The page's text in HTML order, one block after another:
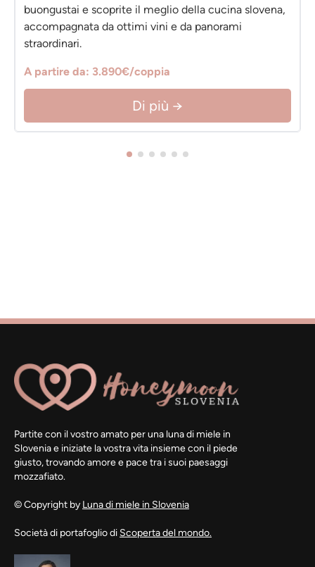
buongustai e scoprite il meglio della cucina slovena,
accompagnata da ottimi vini e da panorami
straordinari.
A partire da: 3.890€/coppia
Di più →
Partite con il vostro amato per una luna di miele in
Slovenia e iniziate la vostra vita insieme con il piede
giusto, trovando amore e pace tra i suoi paesaggi
mozzafiato.
© Copyright by Luna di miele in Slovenia
Società di portafoglio di Scoperta del mondo.